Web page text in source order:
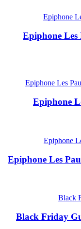
Epiphone Les
Epiphone
Epiphone Les
Black Friday